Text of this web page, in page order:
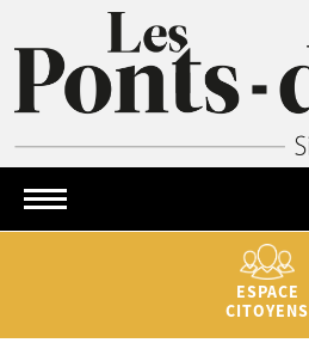
ESPACE
CITOYENS